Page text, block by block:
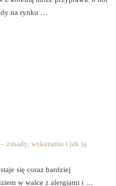
na rynku …
zasady, wskazania i jak ją
się coraz bardziej
w walce z alergiami i …